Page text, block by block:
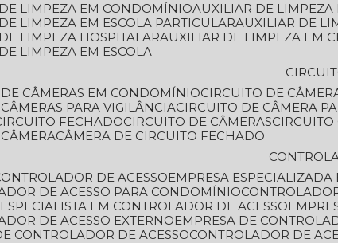
DE LIMPEZA EM CONDOMÍNIO
AUXILIAR DE
DE LIMPEZA EM ESCOLA PARTICULAR
AUXILIAR DE
DE LIMPEZA HOSPITALAR
AUXILIAR DE LIMPEZA EM
DE LIMPEZA EM ESCOLA
DE CÂMERAS EM CONDOMÍNIO
CIRCUITO DE
CÂMERAS PARA VIGILÂNCIA
CIRCUITO DE CÂMERA
FECHADO
CIRCUITO DE CÂMERAS
CÂMERA
CÂMERA DE CIRCUITO FECHADO
DE ACESSO
EMPRESA
DE ACESSO PARA CONDOMÍNIO
ESPECIALISTA EM CONTROLADOR DE ACESSO
DE ACESSO EXTERNO
EMPRESA DE
CONTROLADOR DE ACESSO
CONTROLADOR DE